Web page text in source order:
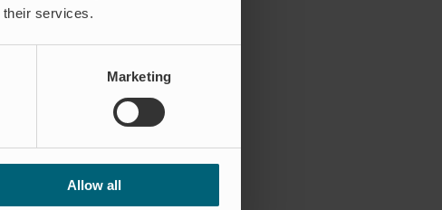
their services.
Marketing
Allow all